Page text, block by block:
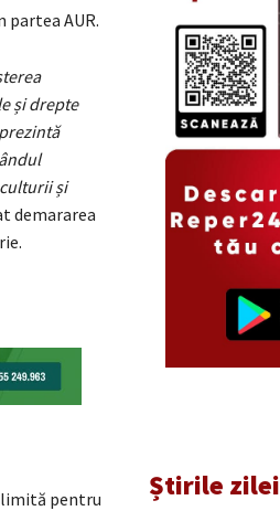
partea AUR.
și drepte
și
demararea
pentru
Știrile zilei